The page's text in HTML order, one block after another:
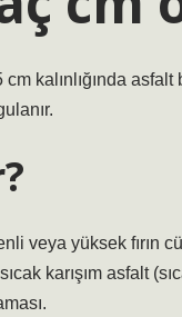
kalınlığında
veya yüksek fırın
karışım asfalt